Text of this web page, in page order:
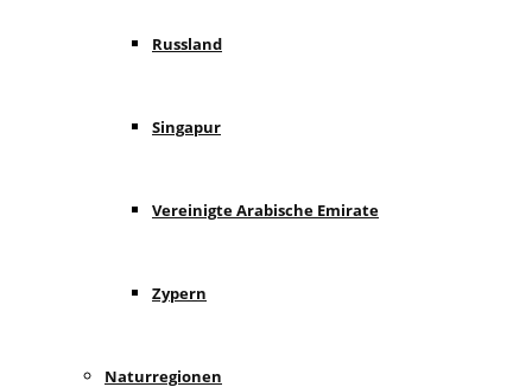
Russland
Singapur
Vereinigte Arabische Emirate
Zypern
Naturregionen